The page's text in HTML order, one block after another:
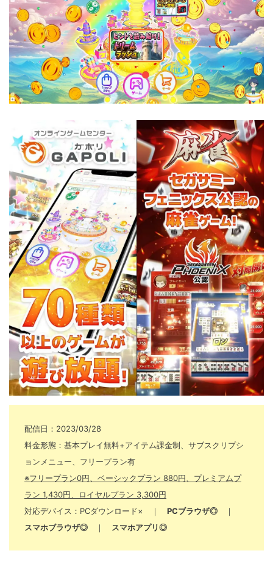
配信日：2023/03/28
料金形態：基本プレイ無料+アイテム課金制、サブスクリプシ
ョンメニュー、フリープラン有
※フリープラン0円、ベーシックプラン 880円、プレミアムプ
ラン 1,430円、ロイヤルプラン 3,300円
対応デバイス：PCダウンロード× ｜ PCブラウザ◎ ｜
スマホブラウザ◎ ｜ スマホアプリ◎